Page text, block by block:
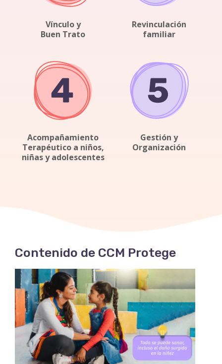
Vínculo y
Buen Trato
Revinculación
familiar
Acompañamiento
Terapéutico a niños,
niñas y adolescentes
Gestión y
Organización
Contenido de CCM Protege